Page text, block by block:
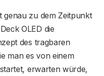
genau zu dem Zeitpunkt
OLED die
des tragbaren
man es von einem
erwarten würde,